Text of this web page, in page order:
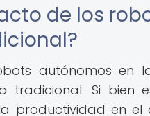
de los
autónomos en
tradicional. Si bien
productividad en